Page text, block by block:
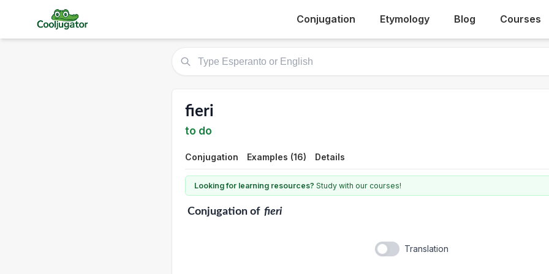
Conjugation Etymology Blog Courses
fieri
to do
Conjugation Examples (16) Details
Looking for learning resources? Study with our courses!
Conjugationof fieri
Translation